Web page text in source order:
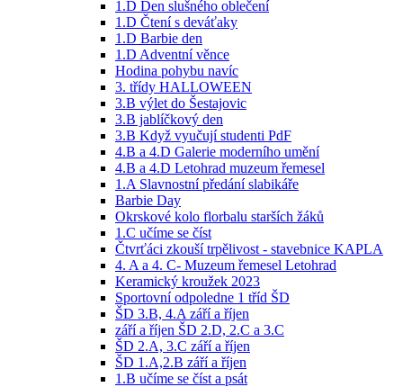
1.D Den slušného oblečení
1.D Čtení s deváťaky
1.D Barbie den
1.D Adventní věnce
Hodina pohybu navíc
3. třídy HALLOWEEN
3.B výlet do Šestajovic
3.B jablíčkový den
3.B Když vyučují studenti PdF
4.B a 4.D Galerie moderního umění
4.B a 4.D Letohrad muzeum řemesel
1.A Slavnostní předání slabikáře
Barbie Day
Okrskové kolo florbalu starších žáků
1.C učíme se číst
Čtvrťáci zkouší trpělivost - stavebnice KAPLA
4. A a 4. C- Muzeum řemesel Letohrad
Keramický kroužek 2023
Sportovní odpoledne 1 tříd ŠD
ŠD 3.B, 4.A září a říjen
září a říjen ŠD 2.D, 2.C a 3.C
ŠD 2.A, 3.C září a říjen
ŠD 1.A,2.B září a říjen
1.B učíme se číst a psát